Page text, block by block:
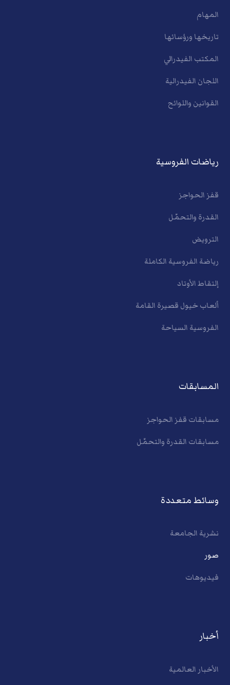
المهام
تاريخها ورؤسائها
المكتب الفيدرالي
اللجان الفيدرالية
القوانين واللوائح
رياضات الفروسية
قفز الحواجز
القدرة والتحمّل
الترويض
رياضة الفروسية الكاملة
إلتقاط الأوتاد
ألعاب خيول قصيرة القامة
الفروسية السياحة
المسابقات
مسابقات قفز الحواجز
مسابقات القدرة والتحمّل
وسائط متعددة
نشرية الجامعة
صور
فيديوهات
أخبار
الأخبار العالمية